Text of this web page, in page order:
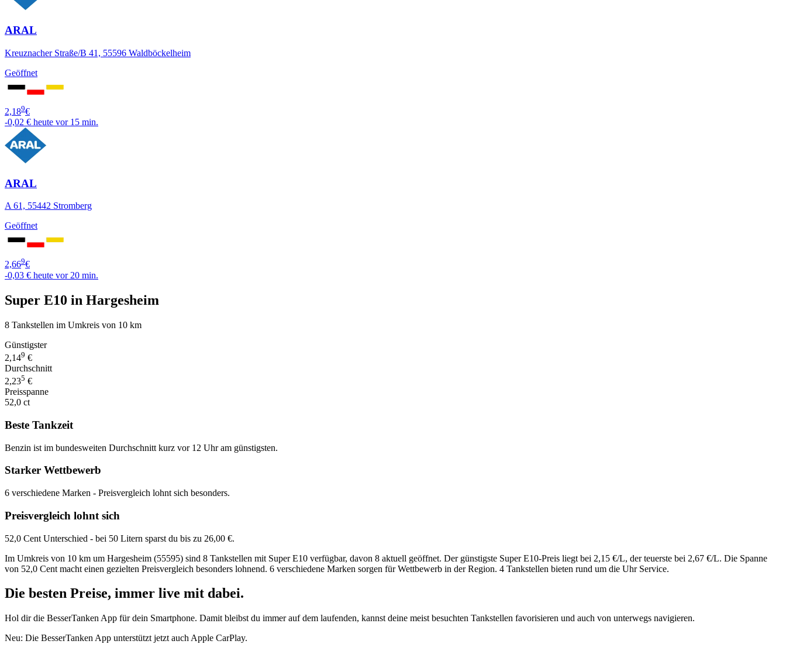
ARAL
Kreuznacher Straße/B 41, 55596 Waldböckelheim
Geöffnet
2,189€
-0,02 € heute vor 15 min.
ARAL
A 61, 55442 Stromberg
Geöffnet
2,669€
-0,03 € heute vor 20 min.
Super E10 in Hargesheim
8 Tankstellen im Umkreis von 10 km
Günstigster
2,149 €
Durchschnitt
2,235 €
Preisspanne
52,0 ct
Beste Tankzeit
Benzin ist im bundesweiten Durchschnitt kurz vor 12 Uhr am günstigsten.
Starker Wettbewerb
6 verschiedene Marken - Preisvergleich lohnt sich besonders.
Preisvergleich lohnt sich
52,0 Cent Unterschied - bei 50 Litern sparst du bis zu 26,00 €.
Im Umkreis von 10 km um Hargesheim (55595) sind 8 Tankstellen mit Super E10 verfügbar, davon 8 aktuell geöffnet. Der günstigste Super E10-Preis liegt bei 2,15 €/L, der teuerste bei 2,67 €/L. Die Spanne
von 52,0 Cent macht einen gezielten Preisvergleich besonders lohnend. 6 verschiedene Marken sorgen für Wettbewerb in der Region. 4 Tankstellen bieten rund um die Uhr Service.
Die besten Preise, immer live mit dabei.
Hol dir die BesserTanken App für dein Smartphone. Damit bleibst du immer auf dem laufenden, kannst deine meist besuchten Tankstellen favorisieren und auch von unterwegs navigieren.
Neu: Die BesserTanken App unterstützt jetzt auch Apple CarPlay.